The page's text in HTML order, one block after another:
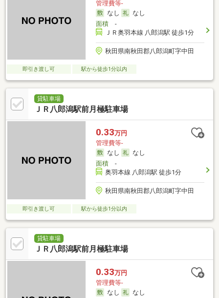
管理費等-
なし
なし
面積-
ＪＲ奥羽本線 八郎潟駅 徒歩1分
秋田県南秋田郡八郎潟町字中田
即引き渡し可 駅から徒歩1分以内
貸駐車場
ＪＲ八郎潟駅前月極駐車場
0.33万円
管理費等-
なし
なし
面積-
奥羽本線 八郎潟駅 徒歩1分
秋田県南秋田郡八郎潟町字中田
即引き渡し可 駅から徒歩1分以内
貸駐車場
ＪＲ八郎潟駅前月極駐車場
0.33万円
管理費等-
なし
なし